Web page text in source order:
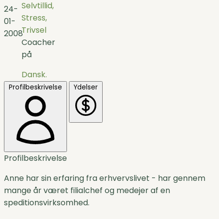
24-
01-
2008
Selvtillid,
Stress,
Trivsel
Coacher
på
Dansk.
Profilbeskrivelse Ydelser
Profilbeskrivelse
Anne har sin erfaring fra erhvervslivet - har gennem
mange år været filialchef og medejer af en
speditionsvirksomhed.